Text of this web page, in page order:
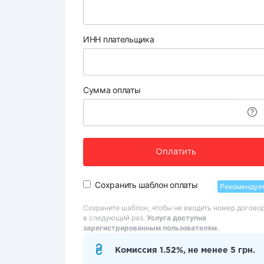
ИНН плательщика
Сумма оплаты
Оплатить
Сохранить шаблон оплаты
Сохраните шаблон, чтобы не вводить номер
в следующий раз. Услуга доступна
зарегистрированным пользователям.
Комиссия 1.52%, не менее 5 грн.